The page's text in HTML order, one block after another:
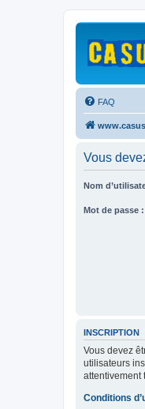
FAQ
Vous
Nom
Mot de passe :
INSCRIPTION
Vous devez
utilisateurs
attentivement
Conditions